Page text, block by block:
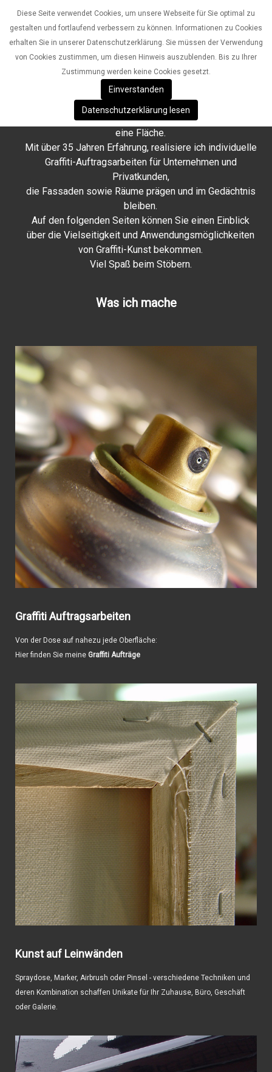
Diese Seite verwendet Cookies, um unsere Webseite für Sie optimal zu
gestalten und fortlaufend verbessern zu können. Informationen zu Cookies
erhalten Sie in unserer Datenschutzerklärung. Sie müssen der Verwendung
von Cookies zustimmen, um diesen Hinweis auszublenden. Bis zu Ihrer
Zustimmung werden keine Cookies gesetzt.
Einverstanden
Datenschutzerklärung lesen
CRIS / TribeGas Aerosolart
Graffiti-Aufragsarbeiten & Wandgestaltung seit 1989
Jede Wand hat das Potenzial, mehr zu sein als nur
eine Fläche.
Mit über 35 Jahren Erfahrung, realisiere ich individuelle
Graffiti-Auftragsarbeiten für Unternehmen und
Privatkunden,
die Fassaden sowie Räume prägen und im Gedächtnis
bleiben.
Auf den folgenden Seiten können Sie einen Einblick
über die Vielseitigkeit und Anwendungsmöglichkeiten
von Graffiti-Kunst bekommen.
Viel Spaß beim Stöbern.
Was ich mache
Graffiti Auftragsarbeiten
Von der Dose auf nahezu jede Oberfläche:
Hier finden Sie meine Graffiti Aufträge
Kunst auf Leinwänden
Spraydose, Marker, Airbrush oder Pinsel - verschiedene Techniken und
deren Kombination schaffen Unikate für Ihr Zuhause, Büro, Geschäft
oder Galerie.